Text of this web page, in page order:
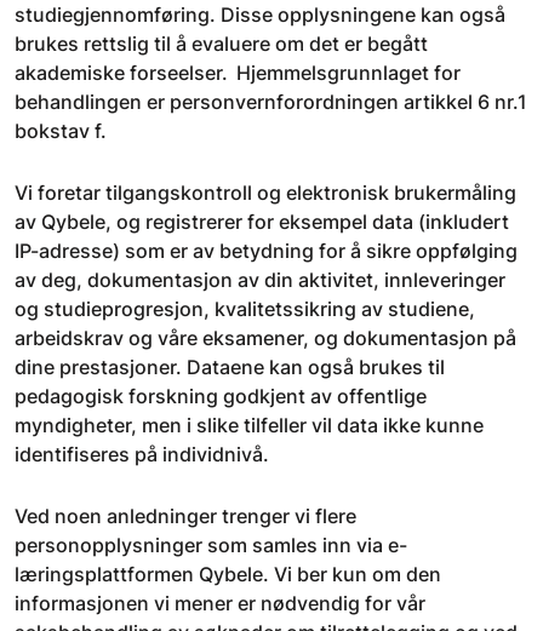
studiegjennomføring. Disse opplysningene kan også
brukes rettslig til å evaluere om det er begått
akademiske forseelser. Hjemmelsgrunnlaget for
behandlingen er personvernforordningen artikkel 6 nr.1
bokstav f.
Vi foretar tilgangskontroll og elektronisk brukermåling
av Qybele, og registrerer for eksempel data (inkludert
IP-adresse) som er av betydning for å sikre oppfølging
av deg, dokumentasjon av din aktivitet, innleveringer
og studieprogresjon, kvalitetssikring av studiene,
arbeidskrav og våre eksamener, og dokumentasjon på
dine prestasjoner. Dataene kan også brukes til
pedagogisk forskning godkjent av offentlige
myndigheter, men i slike tilfeller vil data ikke kunne
identifiseres på individnivå.
Ved noen anledninger trenger vi flere
personopplysninger som samles inn via e-
læringsplattformen Qybele. Vi ber kun om den
informasjonen vi mener er nødvendig for vår